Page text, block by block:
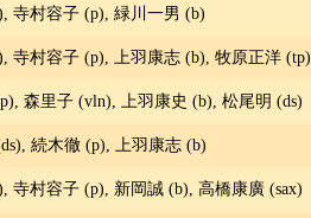
寺村容子 (p), 緑川一男 (b)
寺村容子 (p), 上羽康志 (b), 牧原正洋 (tp)
森里子 (vln), 上羽康史 (b), 松尾明 (ds)
続木徹 (p), 上羽康志 (b)
寺村容子 (p), 新岡誠 (b), 高橋康廣 (sax)